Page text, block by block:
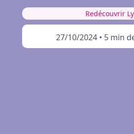
Redécouvrir
27/10/2024 • 5 min